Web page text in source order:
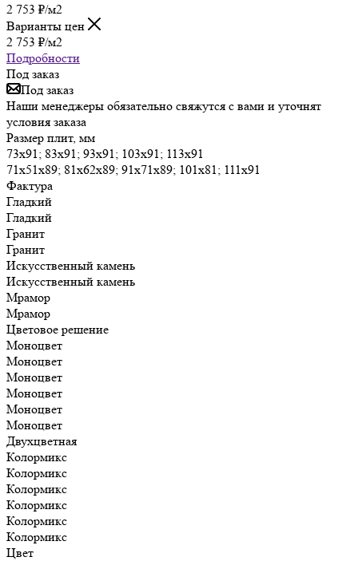
2 753 ₽/м2
Варианты цен
2 753 ₽/м2
Подробности
Под заказ
Под заказ
Наши менеджеры обязательно свяжутся с вами и уточнят
условия заказа
Размер плит, мм
73х91; 83х91; 93х91; 103х91; 113х91
71х51х89; 81х62х89; 91х71х89; 101х81; 111х91
Фактура
Гладкий
Гладкий
Гранит
Гранит
Искусственный камень
Искусственный камень
Мрамор
Мрамор
Цветовое решение
Моноцвет
Моноцвет
Моноцвет
Моноцвет
Моноцвет
Моноцвет
Двухцветная
Колормикс
Колормикс
Колормикс
Колормикс
Колормикс
Колормикс
Цвет